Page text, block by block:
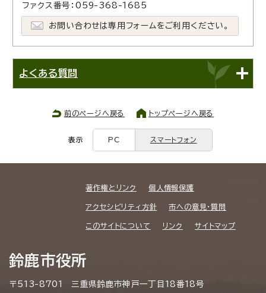
ファクス番号：059-368-1685
お問い合わせは専用フォームをご利用ください。
よくある質問
前のページへ戻る トップページへ戻る
表示 PC スマートフォン
著作権とリンク 個人情報保護
アクセシビリティ方針 市への意見・質問
このサイトについて リンク サイトマップ
鈴鹿市役所
〒513-8701 三重県鈴鹿市神戸一丁目18番18号